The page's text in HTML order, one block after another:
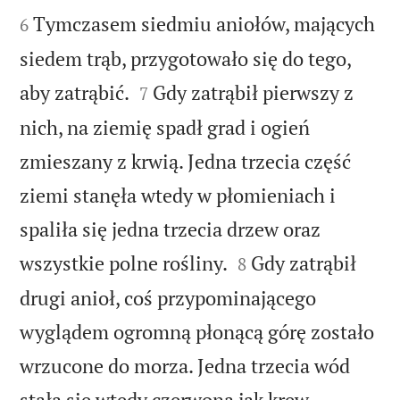


6 Tymczasem siedmiu aniołów, mających
siedem trąb, przygotowało się do tego,
aby zatrąbić. 

7 Gdy zatrąbił pierwszy z
nich, na ziemię spadł grad i ogień
zmieszany z krwią. Jedna trzecia część
ziemi stanęła wtedy w płomieniach i
spaliła się jedna trzecia drzew oraz
wszystkie polne rośliny. 

8 Gdy zatrąbił
drugi anioł, coś przypominającego
wyglądem ogromną płonącą górę zostało
wrzucone do morza. Jedna trzecia wód